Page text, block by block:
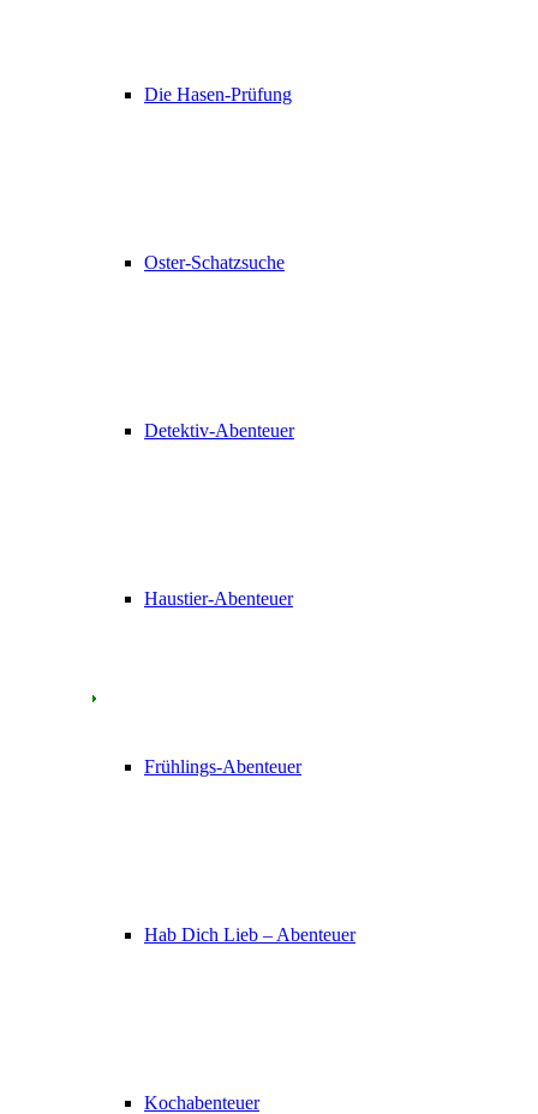
Die Hasen-Prüfung
Oster-Schatzsuche
Detektiv-Abenteuer
Haustier-Abenteuer
Frühlings-Abenteuer
Hab Dich Lieb – Abenteuer
Kochabenteuer